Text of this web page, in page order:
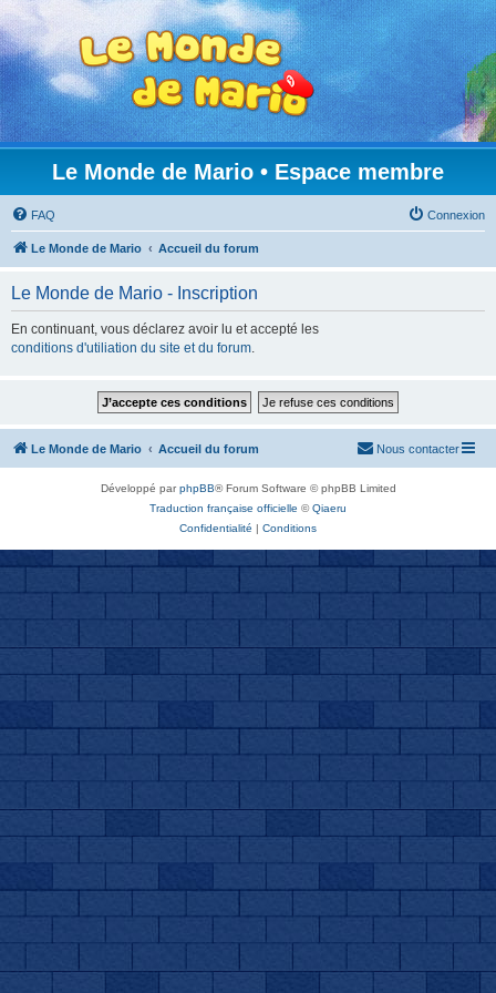
Le Monde de Mario • Espace membre
FAQ Connexion
Le Monde de Mario Accueil du forum
Le Monde de Mario - Inscription
En continuant, vous déclarez avoir lu et accepté les
conditions d'utiliation du site et du forum.
Le Monde de Mario Accueil du forum Nous contacter
Développé parphpBB® Forum Software © phpBB Limited
Traduction française officielle ©Qiaeru
Confidentialité | Conditions